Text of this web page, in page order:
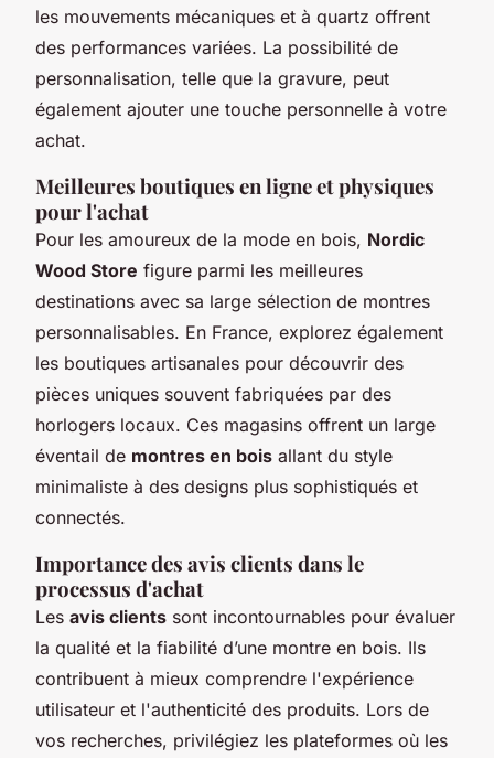
les mouvements mécaniques et à quartz offrent
des performances variées. La possibilité de
personnalisation, telle que la gravure, peut
également ajouter une touche personnelle à votre
achat.
Meilleures boutiques en ligne et physiques
pour l'achat
Pour les amoureux de la mode en bois, Nordic
Wood Store figure parmi les meilleures
destinations avec sa large sélection de montres
personnalisables. En France, explorez également
les boutiques artisanales pour découvrir des
pièces uniques souvent fabriquées par des
horlogers locaux. Ces magasins offrent un large
éventail de montres en bois allant du style
minimaliste à des designs plus sophistiqués et
connectés.
Importance des avis clients dans le
processus d'achat
Les avis clients sont incontournables pour évaluer
la qualité et la fiabilité d’une montre en bois. Ils
contribuent à mieux comprendre l'expérience
utilisateur et l'authenticité des produits. Lors de
vos recherches, privilégiez les plateformes où les